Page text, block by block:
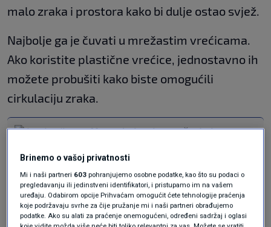
malo zraka i prostora kako bi dulje ostao svjež.
Najbolje ga je čuvati u mrežastim vrećicama.
Ako koristite plastične vrećice, jednostavno ih
možete probušiti kako biste omogućili
cirkulaciju zraka.
Marmelada od naranče: Jednostavan
ga obožavati
Ovo je “najprljavije” i “najčišće” voće i
povrće: Dva put ćete razmisliti prije
kupnje
LIFESTYLE|27. ožu.
Brinemo o vašoj privatnosti
Mi i naši partneri 603 pohranjujemo osobne podatke, kao što su podaci o
pregledavanju ili jedinstveni identifikatori, i pristupamo im na vašem
uređaju. Odabirom opcije Prihvaćam omogućit ćete tehnologije praćenja
koje podržavaju svrhe za čije pružanje mi i naši partneri obrađujemo
podatke. Ako su alati za praćenje onemogućeni, određeni sadržaj i oglasi